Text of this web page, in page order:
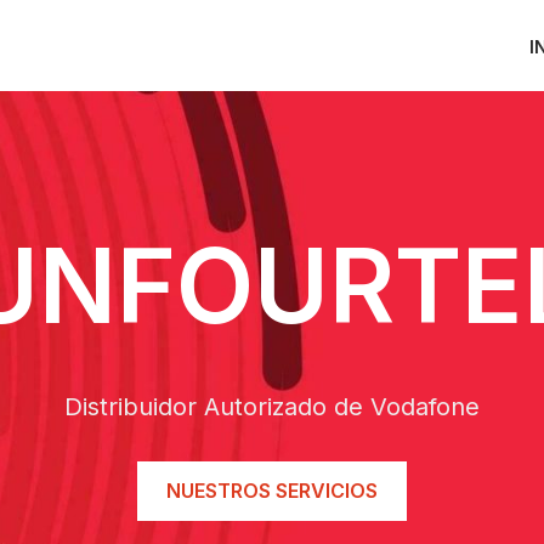
Distribuidor Autorizado de Vodafone
NUESTROS SERVICIOS